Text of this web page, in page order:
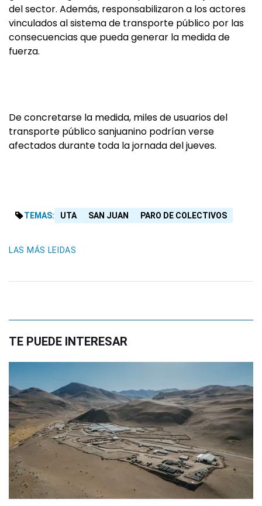
del sector. Además, responsabilizaron a los actores
vinculados al sistema de transporte público por las
consecuencias que pueda generar la medida de
fuerza.
De concretarse la medida, miles de usuarios del
transporte público sanjuanino podrían verse
afectados durante toda la jornada del jueves.
TEMAS: UTA SAN JUAN PARO DE COLECTIVOS
LAS MÁS LEIDAS
TE PUEDE INTERESAR